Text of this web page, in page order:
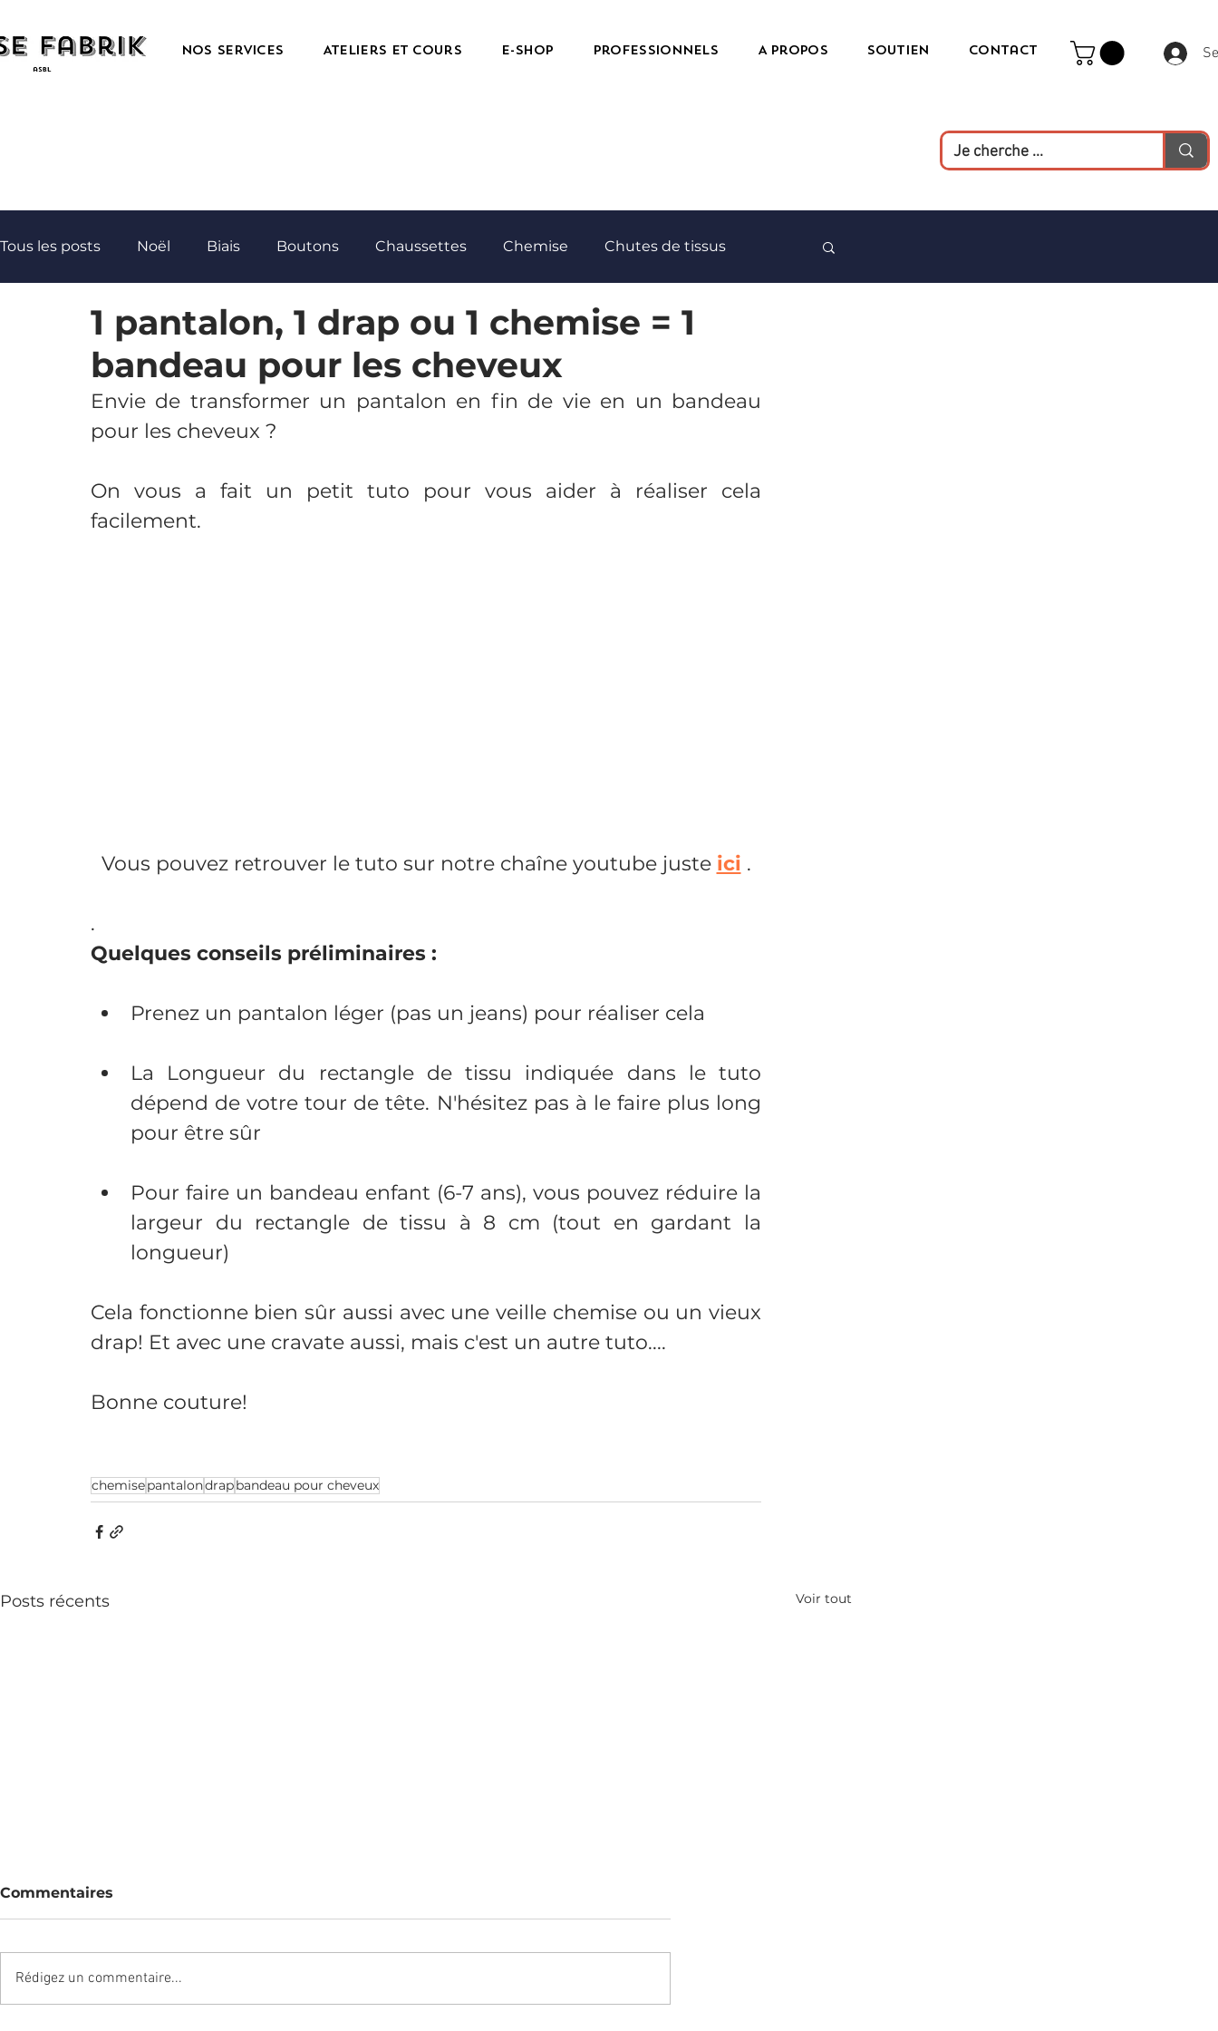
Nos services Ateliers et cours e-Shop Professionnels A propos Soutien Contact
Tous les posts Noël Biais Boutons Chaussettes Chemise Chutes de tissus
Coussin couverture Cravate Drap Echantillons Essuies de bain Feutrine
Foulard Frigo-box Housse de coussin Milieu de table
1 pantalon, 1 drap ou 1 chemise = 1
bandeau pour les cheveux
Envie de transformer un pantalon en fin de vie en un bandeau
pour les cheveux ?
On vous a fait un petit tuto pour vous aider à réaliser cela
facilement.
Vous pouvez retrouver le tuto sur notre chaîne youtube juste ici .
.
Quelques conseils préliminaires :
Prenez un pantalon léger (pas un jeans) pour réaliser cela
La Longueur du rectangle de tissu indiquée dans le tuto
dépend de votre tour de tête. N'hésitez pas à le faire plus long
pour être sûr
Pour faire un bandeau enfant (6-7 ans), vous pouvez réduire la
largeur du rectangle de tissu à 8 cm (tout en gardant la
longueur)
Cela fonctionne bien sûr aussi avec une veille chemise ou un vieux
drap! Et avec une cravate aussi, mais c'est un autre tuto....
Bonne couture!
chemisepantalondrapbandeau pour cheveux
Posts récents Voir tout
Commentaires
Rédigez un commentaire...